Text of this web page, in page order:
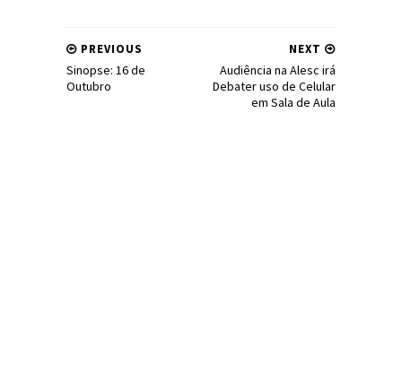
NEXT
Audiência na Alesc irá
Debater uso de Celular
em Sala de Aula
PREVIOUS
Sinopse: 16 de
Outubro